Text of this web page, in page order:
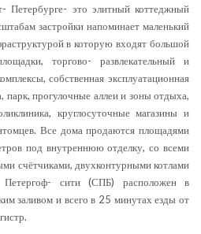
это элитный коттеджный
застройки напоминает маленький
в которую входят большой
торгово- развлекательный и
собственная эксплуатационная
парк, прогулочные аллеи и зоны отдыха,
круглосуточные магазины и
Все дома продаются площадями
под внутреннюю отделку, со всеми
счётчиками, двухконтурными котлами
Петергоф- сити (СПБ) расположен в
заливом и всего в 25 минутах езды от